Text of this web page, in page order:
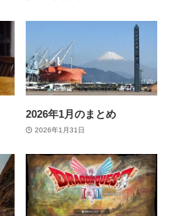
2026年1月のまとめ
2026年1月31日